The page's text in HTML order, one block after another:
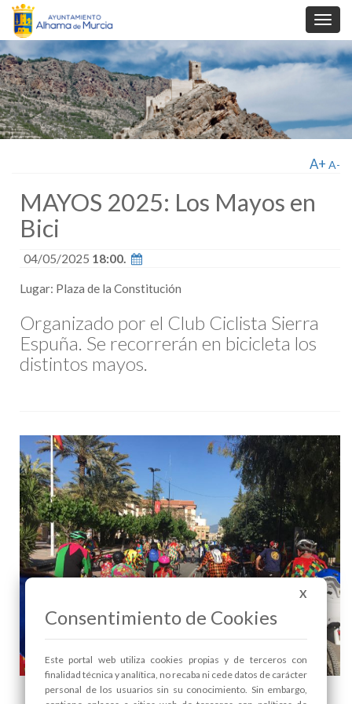
A+ A-
MAYOS 2025: Los Mayos en
Bici
04/05/2025 18:00.
Lugar: Plaza de la Constitución
Organizado por el Club Ciclista Sierra
Espuña. Se recorrerán en bicicleta los
distintos mayos.
MAYOS 2025: Los Mayos en Bici - 1
X
Consentimiento de Cookies
Este portal web utiliza cookies propias y de terceros con
finalidad técnica y analítica, no recaba ni cede datos de carácter
personal de los usuarios sin su conocimiento. Sin embargo,